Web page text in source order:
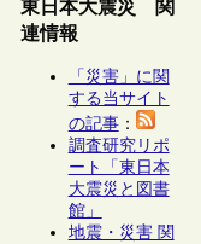
東日本大震災 関
連情報
「災害」に関
する当サイト
の記事：
調査研究リポ
ート「東日本
大震災と図書
館」
地震・災害 関